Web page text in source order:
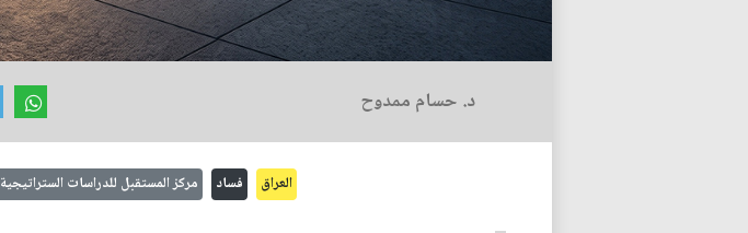
د. حسام ممدوح
العراق فساد مركز المستقبل للدراسات الستراتيجية